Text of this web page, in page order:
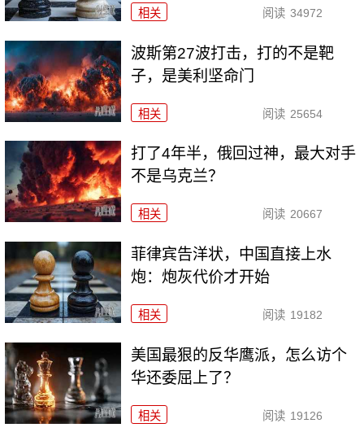
相关 阅读 34972
波斯第27波打击，打的不是靶
子，是美利坚命门
相关 阅读 25654
打了4年半，俄回过神，最大对手
不是乌克兰？
相关 阅读 20667
菲律宾告洋状，中国直接上水
炮：炮灰代价才开始
相关 阅读 19182
美国最狠的反华鹰派，怎么访个
华还委屈上了？
相关 阅读 19126